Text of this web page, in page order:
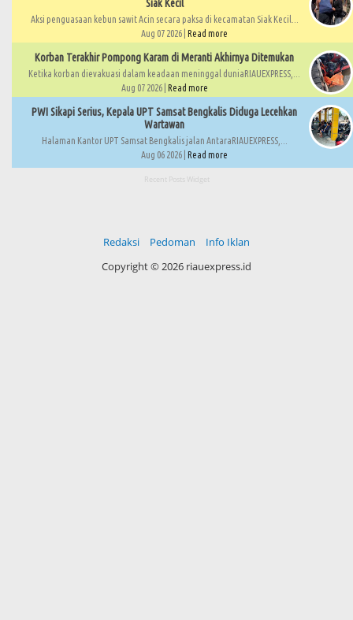
Siak Kecil
Aksi penguasaan kebun sawit Acin secara paksa di kecamatan Siak Kecil...
Aug 07 2026 | Read more
Korban Terakhir Pompong Karam di Meranti Akhirnya Ditemukan
Ketika korban dievakuasi dalam keadaan meninggal duniaRIAUEXPRESS,...
Aug 07 2026 | Read more
PWI Sikapi Serius, Kepala UPT Samsat Bengkalis Diduga Lecehkan
Wartawan
Halaman Kantor UPT Samsat Bengkalis jalan AntaraRIAUEXPRESS,...
Aug 06 2026 | Read more
Recent Posts Widget
Redaksi Pedoman
Info Iklan
Copyright © 2026 riauexpress.id